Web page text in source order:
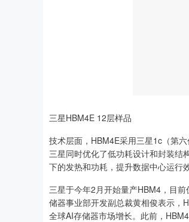
三星HBM4E 12层样品
技术层面，HBM4E采用三星1c（第
三星同时优化了低功耗设计和封装结
下的发热和功耗，提升数据中心运行效
三星于今年2月开始量产HBM4，目
储器事业部开发副总裁黄相俊表示，
全球AI存储器市场增长。此前，